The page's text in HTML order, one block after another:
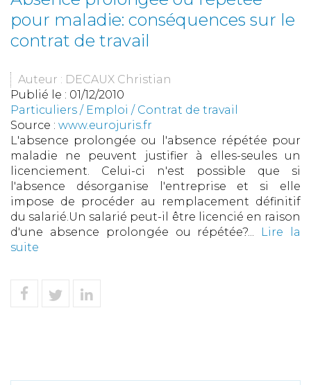
pour maladie: conséquences sur le
contrat de travail
Auteur : DECAUX Christian
Publié le : 01/12/2010
Particuliers / Emploi / Contrat de travail
Source : www.eurojuris.fr
L'absence prolongée ou l'absence répétée pour
maladie ne peuvent justifier à elles-seules un
licenciement. Celui-ci n'est possible que si
l'absence désorganise l'entreprise et si elle
impose de procéder au remplacement définitif
du salarié.Un salarié peut-il être licencié en raison
d'une absence prolongée ou répétée?... Lire la
suite